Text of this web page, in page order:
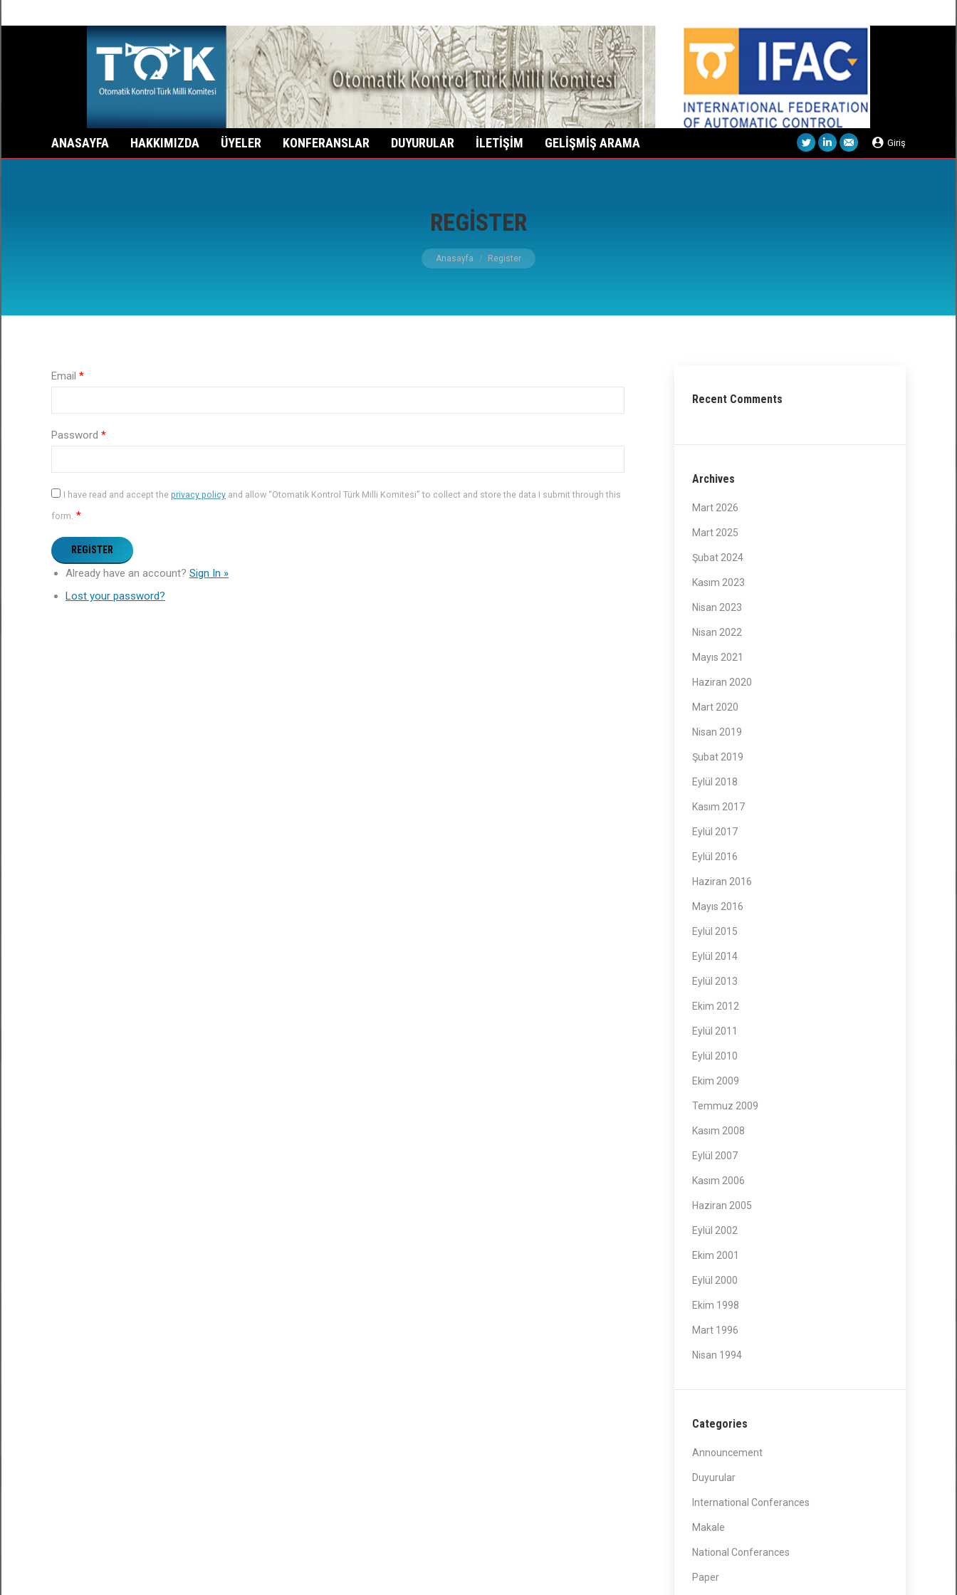
ANASAYFA HAKKIMIZDA ÜYELER KONFERANSLAR DUYURULAR İLETİŞİM GELİŞMİŞ ARAMA TwitterLinkedin
Mail
Giriş
REGISTER
Buradasınız:
Anasayfa Register
Email *
Password *
I have read and accept the privacy policy and allow “Otomatik Kontrol Türk Milli Komitesi” to collect and store the data I submit through this
form. *
Already have an account? Sign In »
Lost your password?
Recent Comments
Archives
Mart 2026
Mart 2025
Şubat 2024
Kasım 2023
Nisan 2023
Nisan 2022
Mayıs 2021
Haziran 2020
Mart 2020
Nisan 2019
Şubat 2019
Eylül 2018
Kasım 2017
Eylül 2017
Eylül 2016
Haziran 2016
Mayıs 2016
Eylül 2015
Eylül 2014
Eylül 2013
Ekim 2012
Eylül 2011
Eylül 2010
Ekim 2009
Temmuz 2009
Kasım 2008
Eylül 2007
Kasım 2006
Haziran 2005
Eylül 2002
Ekim 2001
Eylül 2000
Ekim 1998
Mart 1996
Nisan 1994
Categories
Announcement
Duyurular
International Conferances
Makale
National Conferances
Paper